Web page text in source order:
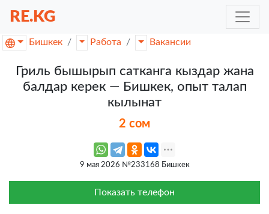
RE.KG
Бишкек Работа Вакансии
Гриль бышырып сатканга кыздар жана
балдар керек — Бишкек, опыт талап
кылынат
2 сом
9 мая 2026 №233168 Бишкек
Показать телефон